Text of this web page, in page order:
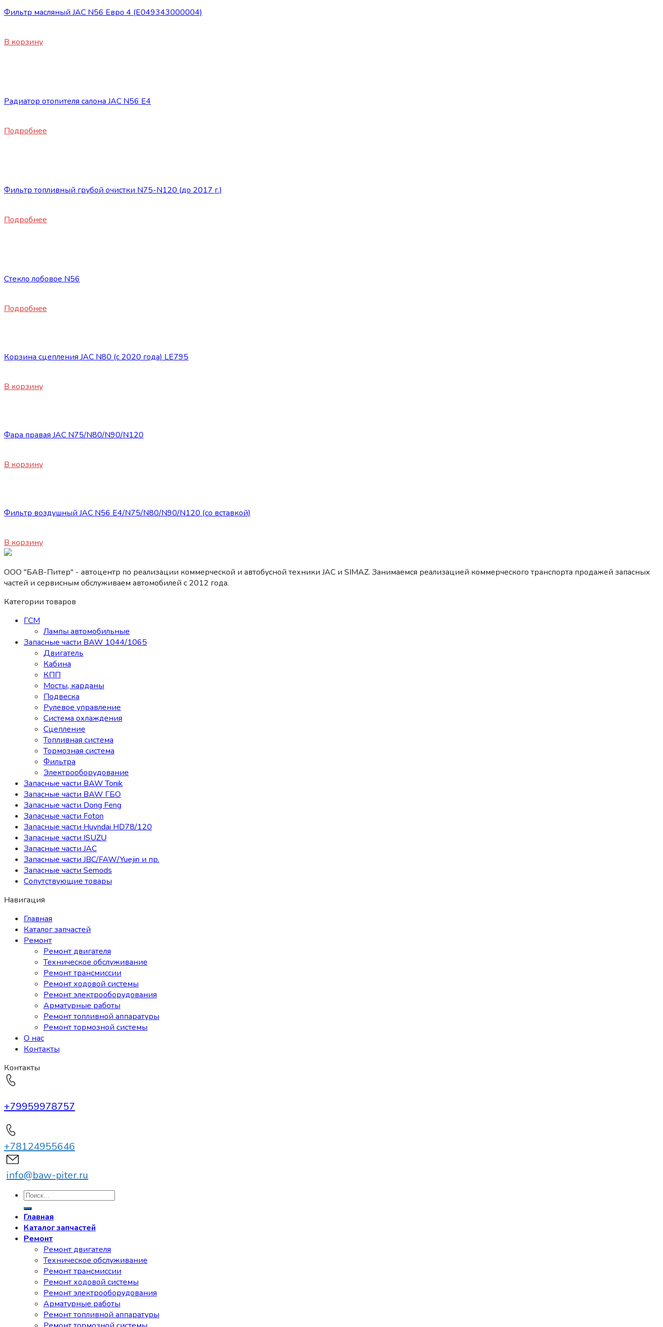
Фильтр масляный JAC N56 Евро 4 (E049343000004)
В корзину
Радиатор отопителя салона JAC N56 E4
Подробнее
Фильтр топливный грубой очистки N75-N120 (до 2017 г.)
Подробнее
Стекло лобовое N56
Подробнее
Корзина сцепления JAC N80 (с 2020 года) LE795
В корзину
Фара правая JAC N75/N80/N90/N120
В корзину
Фильтр воздушный JAC N56 E4/N75/N80/N90/N120 (со вставкой)
В корзину
ООО "БАВ-Питер" - автоцентр по реализации коммерческой и автобусной техники JAC и SIMAZ. Занимаемся реализацией коммерческого транспорта продажей запасных
частей и сервисным обслуживаем автомобилей c 2012 года.
Категории товаров
ГСМ
Лампы автомобильные
Запасные части BAW 1044/1065
Двигатель
Кабина
КПП
Мосты, карданы
Подвеска
Рулевое управление
Система охлаждения
Сцепление
Топливная система
Тормозная система
Фильтра
Электрооборудование
Запасные части BAW Tonik
Запасные части BAW ГБО
Запасные части Dong Feng
Запасные части Foton
Запасные части Huyndai HD78/120
Запасные части ISUZU
Запасные части JAC
Запасные части JBC/FAW/Yuejin и пр.
Запасные части Semods
Сопутствующие товары
Навигация
Главная
Каталог запчастей
Ремонт
Ремонт двигателя
Техническое обслуживание
Ремонт трансмиссии
Ремонт ходовой системы
Ремонт электрооборудования
Арматурные работы
Ремонт топливной аппаратуры
Ремонт тормозной системы
О нас
Контакты
Контакты
+79959978757
+78124955646
info@baw-piter.ru
Искать:
Главная
Каталог запчастей
Ремонт
Ремонт двигателя
Техническое обслуживание
Ремонт трансмиссии
Ремонт ходовой системы
Ремонт электрооборудования
Арматурные работы
Ремонт топливной аппаратуры